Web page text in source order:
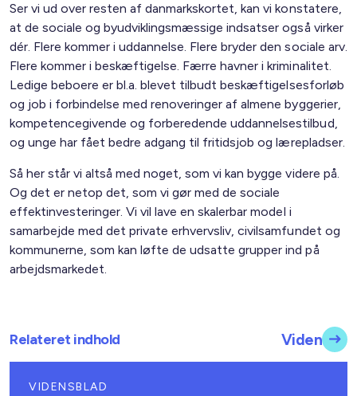
Ser vi ud over resten af danmarkskortet, kan vi konstatere,
at de sociale og byudviklingsmæssige indsatser også virker
dér. Flere kommer i uddannelse. Flere bryder den sociale arv.
Flere kommer i beskæftigelse. Færre havner i kriminalitet.
Ledige beboere er bl.a. blevet tilbudt beskæftigelsesforløb
og job i forbindelse med renoveringer af almene byggerier,
kompetencegivende og forberedende uddannelsestilbud,
og unge har fået bedre adgang til fritidsjob og lærepladser.
Så her står vi altså med noget, som vi kan bygge videre på.
Og det er netop det, som vi gør med de sociale
effektinvesteringer. Vi vil lave en skalerbar model i
samarbejde med det private erhvervsliv, civilsamfundet og
kommunerne, som kan løfte de udsatte grupper ind på
arbejdsmarkedet.
Relateret indhold Viden
VIDENSBLAD